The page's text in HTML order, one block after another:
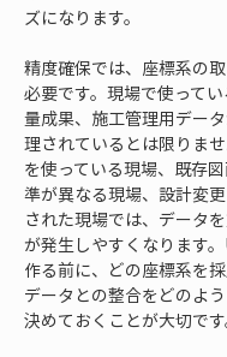
ズになります。
精度確保では、座標系の
必要です。現場で使って
量成果、施工管理用デー
理されているとは限りま
を使っている現場、既存
準が異なる現場、設計変
された現場では、データ
が発生しやすくなります
作る前に、どの座標系を
データとの整合をどのよ
決めておくことが大切です